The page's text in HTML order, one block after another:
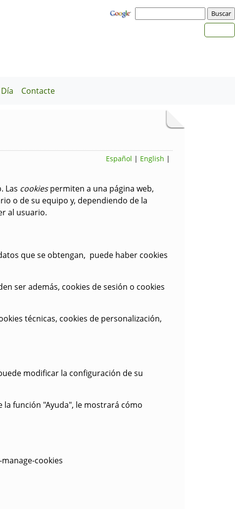
Contacte
Español | English |
Las cookiespermiten a una página web,
o de su equipo y, dependiendo de la
al usuario.
que se obtengan, puede haber cookies
ser además, cookies de sesión o cookies
técnicas, cookies de personalización,
modificar la configuración de su
función "Ayuda", le mostrará cómo
cookies